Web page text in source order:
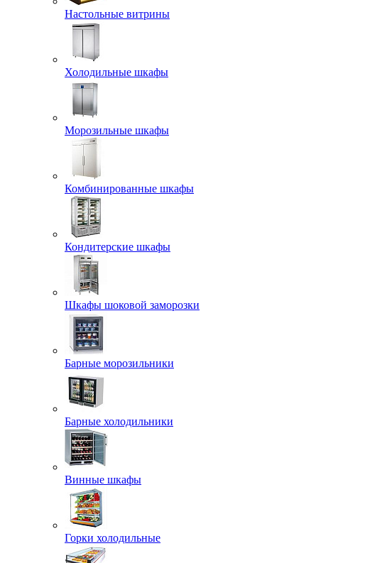
Настольные витрины
Холодильные шкафы
Морозильные шкафы
Комбинированные шкафы
Кондитерские шкафы
Шкафы шоковой заморозки
Барные морозильники
Барные холодильники
Винные шкафы
Горки холодильные